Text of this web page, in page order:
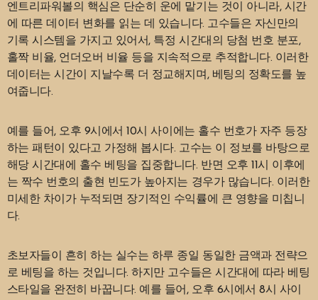
엔트리파워볼의 핵심은 단순히 운에 맡기는 것이 아니라, 시간
에 따른 데이터 변화를 읽는 데 있습니다. 고수들은 자신만의
기록 시스템을 가지고 있어서, 특정 시간대의 당첨 번호 분포,
홀짝 비율, 언더오버 비율 등을 지속적으로 추적합니다. 이러한
데이터는 시간이 지날수록 더 정교해지며, 베팅의 정확도를 높
여줍니다.
예를 들어, 오후 9시에서 10시 사이에는 홀수 번호가 자주 등장
하는 패턴이 있다고 가정해 봅시다. 고수는 이 정보를 바탕으로
해당 시간대에 홀수 베팅을 집중합니다. 반면 오후 11시 이후에
는 짝수 번호의 출현 빈도가 높아지는 경우가 많습니다. 이러한
미세한 차이가 누적되면 장기적인 수익률에 큰 영향을 미칩니
다.
초보자들이 흔히 하는 실수는 하루 종일 동일한 금액과 전략으
로 베팅을 하는 것입니다. 하지만 고수들은 시간대에 따라 베팅
스타일을 완전히 바꿉니다. 예를 들어, 오후 6시에서 8시 사이